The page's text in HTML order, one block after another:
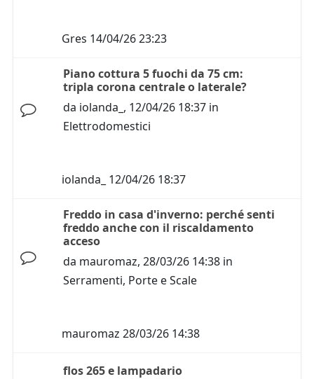
Gres 14/04/26 23:23
Piano cottura 5 fuochi da 75 cm:
tripla corona centrale o laterale?
da iolanda_ , 12/04/26 18:37 in
Elettrodomestici
iolanda_ 12/04/26 18:37
Freddo in casa d'inverno: perché senti
freddo anche con il riscaldamento
acceso
da mauromaz, 28/03/26 14:38 in
Serramenti, Porte e Scale
mauromaz 28/03/26 14:38
flos 265 e lampadario